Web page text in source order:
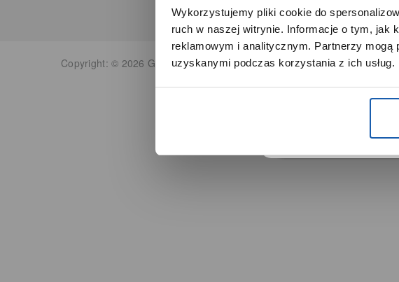
Wykorzystujemy pliki cookie do
ruch w naszej witrynie. Informacje o tym, jak
reklamowym i analitycznym. Partnerzy mogą
uzyskanymi podczas korzystania z ich usług.
Copyright: © 2026 Grupa Zibi S.A. Wszelkie prawa zastrzeżone.
Używamy
optymalizować jej
DOWIEDZ